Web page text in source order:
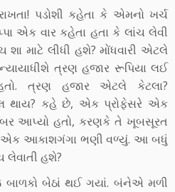
પડોશી કહેતા કે એમનો ખર્ચ
એક વાર કહેતા હતા કે લાંચ લેવી
માટે લીધી હશે? મોંધવારી એટલે
ત્રણ હજાર રૂપિયા લઈ
ત્રણ હજાર એટલે કેટલા?
થાય? કહે છે, એક પ્રોફેસરે એક
આપ્યો હતો, કરણકે તે ખૂબસૂરત
આકાશગંગા ભણી વળ્યું. આ બધું
હશે?
બાળકો બેઠાં થઈ ગયાં. બંનેએ મળી